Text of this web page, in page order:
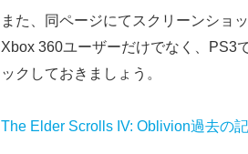
また、同ページにてスクリーンショ
Xbox 360ユーザーだけでなく、PS3
ックしておきましょう。
The Elder Scrolls IV: Oblivion過去の